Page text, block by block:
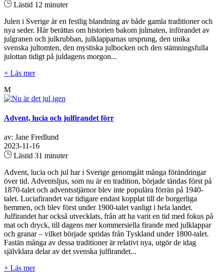
Lästid 12 minuter
Julen i Sverige är en festlig blandning av både gamla traditioner och
nya seder. Här berättas om historien bakom julmaten, införandet av
julgranen och julkrubban, julklapparnas ursprung, den unika
svenska jultomten, den mystiska julbocken och den stämningsfulla
julottan tidigt på juldagens morgon...
+ Läs mer
M
Advent, lucia och julfirandet förr
av: Jane Fredlund
2023-11-16
Lästid 31 minuter
Advent, lucia och jul har i Sverige genomgått många förändringar
över tid. Adventsljus, som nu är en tradition, började tändas först på
1870-talet och adventsstjärnor blev inte populära förrän på 1940-
talet. Luciafirandet var tidigare endast kopplat till de borgerliga
hemmen, och blev först under 1900-talet vanligt i hela landet.
Julfirandet har också utvecklats, från att ha varit en tid med fokus på
mat och dryck, till dagens mer kommersiella firande med julklappar
och granar – vilket började spridas från Tyskland under 1800-talet.
Fastän många av dessa traditioner är relativt nya, utgör de idag
självklara delar av det svenska julfirandet...
+ Läs mer